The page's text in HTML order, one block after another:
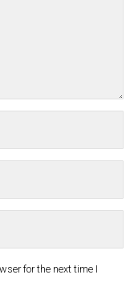
for the next time I